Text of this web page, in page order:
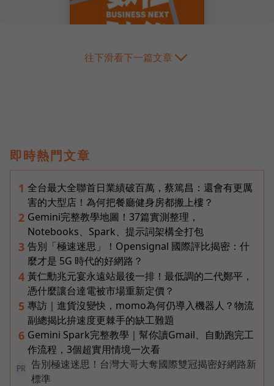
往下滑看下一篇文章
即時熱門文章
1 全台最大全聯首日業績破百萬，蔡篤昌：還會有更厲
害的大型店！為何把餐廳健身房都搬上樓？
2 Gemini完整教學地圖！37篇實測整理，
Notebooks、Spark、提示詞架構全打包
3 告別「極速迷思」！Opensignal 國際評比揭密：什
麼才是 5G 時代的好網路？
4 黃仁勳兆元宴永遠站最後一排！最低調的二代鄭平，
憑什麼讓台達電被市場重新定價？
5 專訪｜進貨沒變快，momo為何仍導入機器人？物流
副總揭比拚速度更棘手的缺工難題
6 Gemini Spark完整教學｜幫你讀Gmail、自動跑完工
作流程，3個超實用情境一次看
PR
告別極速迷思！台灣大哥大奪國際雙冠揭密好網路新
標準